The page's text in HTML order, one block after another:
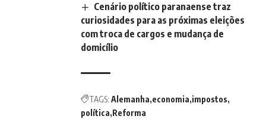
Cenário político paranaense traz
curiosidades para as próximas eleições
com troca de cargos e mudança de
domicílio
TAGS: Alemanha economia impostos
política Reforma